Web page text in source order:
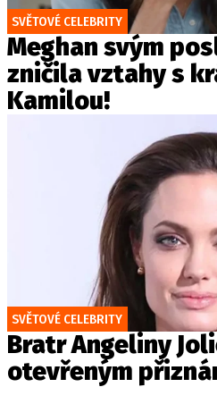
SVĚTOVÉ CELEBRITY
Meghan svým
zničila vztahy s
Kamilou!
SVĚTOVÉ CELEBRITY
Bratr Angeliny
otevřeným